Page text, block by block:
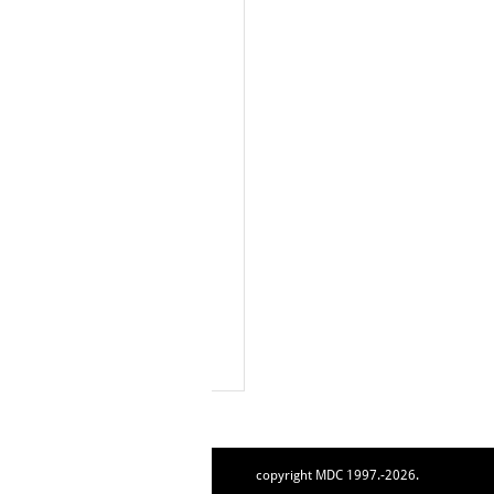
copyright MDC 1997.-2026.